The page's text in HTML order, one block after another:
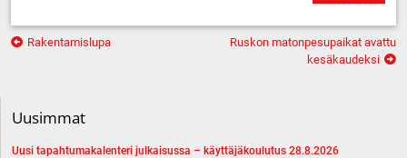
Artikkelien
Rakentamislupa
Ruskon matonpesupaikat avattu
kesäkaudeksi
Uusimmat
Uusi tapahtumakalenteri julkaisussa – käyttäjäkoulutus 28.8.2026